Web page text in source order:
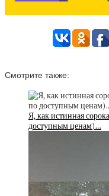
Смотрите также:
Я, как истинная
доступным ценам)…